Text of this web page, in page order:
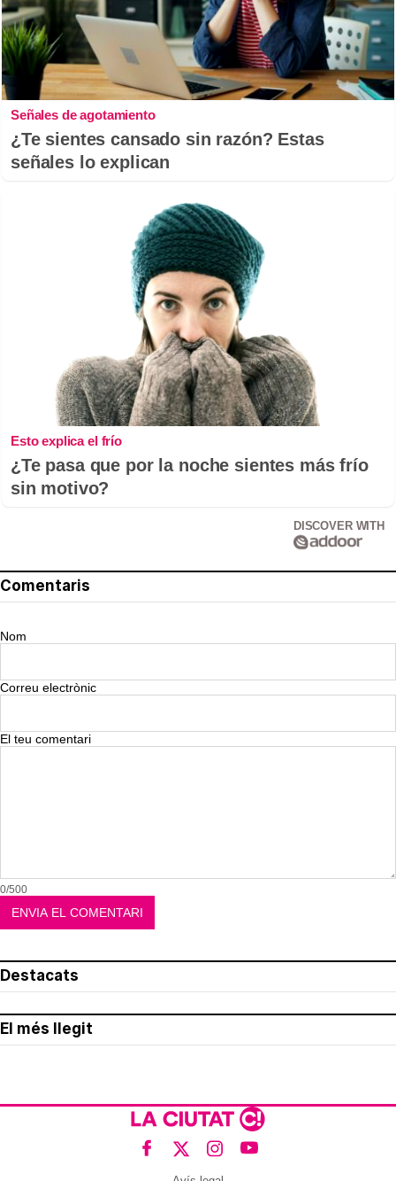
Señales de agotamiento
¿Te sientes cansado sin razón? Estas
señales lo explican
Esto explica el frío
¿Te pasa que por la noche sientes más frío
sin motivo?
DISCOVER WITH
Comentaris
Nom
Correu electrònic
El teu comentari
0/500
Destacats
El més llegit